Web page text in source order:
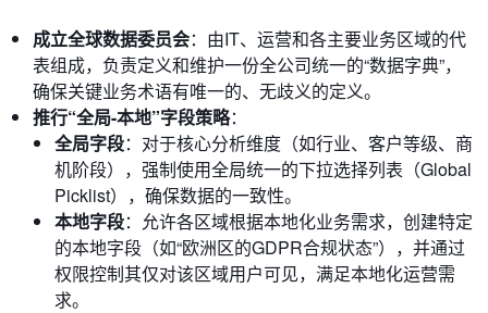
成立全球数据委员会：由IT、运营和各主要业务区域的代
表组成，负责定义和维护一份全公司统一的“数据字典”，
确保关键业务术语有唯一的、无歧义的定义。
推行“全局-本地”字段策略：
全局字段：对于核心分析维度（如行业、客户等级、商
机阶段），强制使用全局统一的下拉选择列表（Global
Picklist），确保数据的一致性。
本地字段：允许各区域根据本地化业务需求，创建特定
的本地字段（如“欧洲区的GDPR合规状态”），并通过
权限控制其仅对该区域用户可见，满足本地化运营需
求。